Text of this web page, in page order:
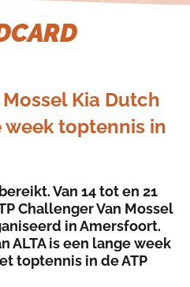
Kia Dutch
week toptennis in
Van 14 tot en 21
Challenger Van Mossel
in Amersfoort.
ALTA is een lange week
toptennis in de ATP